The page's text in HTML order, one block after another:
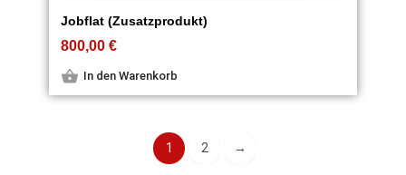
Jobflat (Zusatzprodukt)
800,00€
In den Warenkorb
1 2 →